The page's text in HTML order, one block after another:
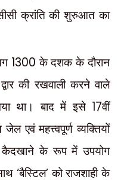
क्रांति की शुरुआत का
1300 के दशक के दौरान
की रखवाली करने वाले
था। बाद में इसे 17वीं
जेल एवं महत्त्वपूर्ण व्यक्तियों
के रूप में उपयोग
‘बैस्टिल’को राजशाही के